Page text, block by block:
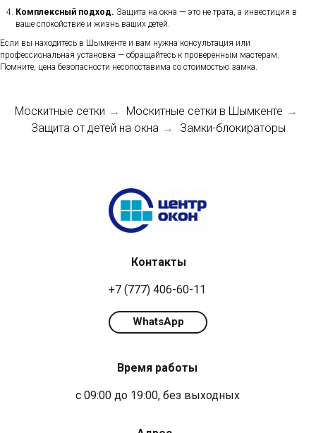
Комплексный подход. Защита на окна — это не трата, а инвестиция в
ваше спокойствие и жизнь ваших детей.
Если вы находитесь в Шымкенте и вам нужна консультация или
профессиональная установка — обращайтесь к проверенным мастерам.
Помните, цена безопасности несопоставима со стоимостью замка.
Москитные сетки → Москитные сетки в Шымкенте →
Защита от детей на окна → Замки-блокираторы
+7 (777) 406-60-11
с 09:00 до 19:00, без выходных
Время работы
Контакты
WhatsApp